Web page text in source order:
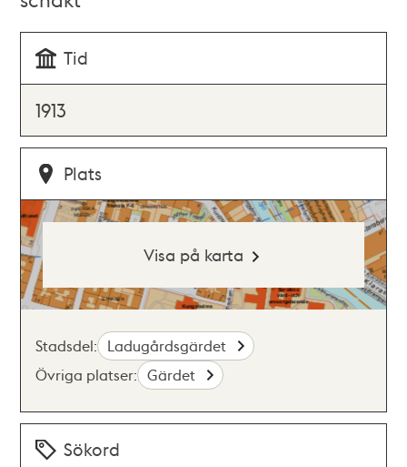
Tid
1913
Plats
Visa på karta
Stadsdel: Ladugårdsgärdet
Övriga platser: Gärdet
Sökord